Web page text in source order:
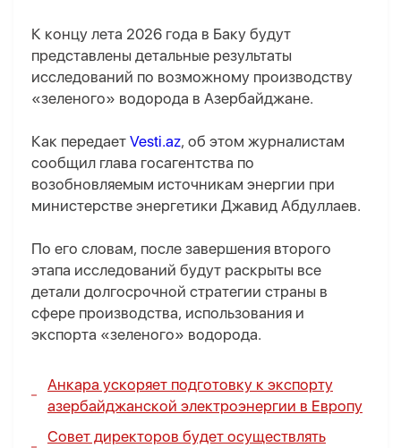
К концу лета 2026 года в Баку будут
представлены детальные результаты
исследований по возможному производству
«зеленого» водорода в Азербайджане.
Как передает Vesti.az, об этом журналистам
сообщил глава госагентства по
возобновляемым источникам энергии при
министерстве энергетики Джавид Абдуллаев.
По его словам, после завершения второго
этапа исследований будут раскрыты все
детали долгосрочной стратегии страны в
сфере производства, использования и
экспорта «зеленого» водорода.
Анкара ускоряет подготовку к экспорту
азербайджанской электроэнергии в Европу
Совет директоров будет осуществлять